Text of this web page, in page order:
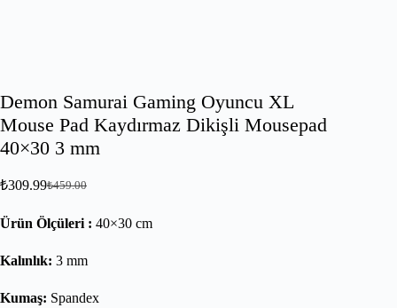
Demon Samurai Gaming Oyuncu XL
Mouse Pad Kaydırmaz Dikişli Mousepad
40×30 3 mm
₺459.00
₺309.99
Ürün Ölçüleri : 40×30 cm
Kalınlık: 3 mm
Kumaş: Spandex